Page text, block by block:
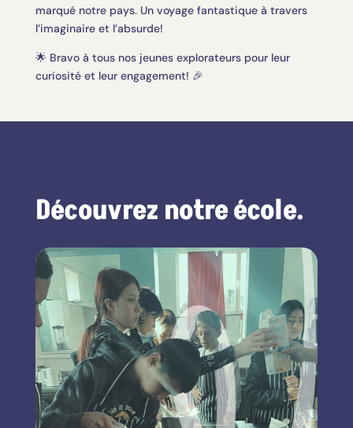
marqué notre pays. Un voyage fantastique à travers
l’imaginaire et l’absurde!
🌟 Bravo à tous nos jeunes explorateurs pour leur
curiosité et leur engagement! 🎉
Découvrez notre école.